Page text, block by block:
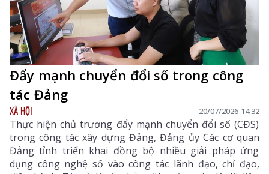
Đẩy mạnh chuyển đổi số trong công
tác Đảng
XÃ HỘI 20/07/2026 14:32
Thực hiện chủ trương đẩy mạnh chuyển đổi số (CĐS)
trong công tác xây dựng Đảng, Đảng ủy Các cơ quan
Đảng tỉnh triển khai đồng bộ nhiều giải pháp ứng
dụng công nghệ số vào công tác lãnh đạo, chỉ đạo,